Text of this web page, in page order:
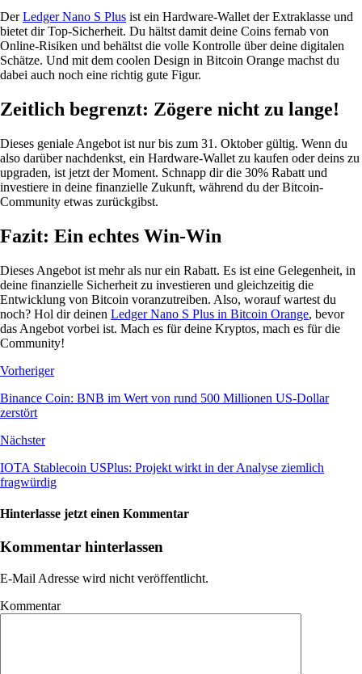
DerLedger Nano S Plus ist ein Hardware-Wallet der Extraklasse und
bietet dir Top-Sicherheit. Du hältst damit deine Coins fernab von
Online-Risiken und behältst die volle Kontrolle über deine digitalen
Schätze. Und mit dem coolen Design in Bitcoin Orange machst du
dabei auch noch eine richtig gute Figur.
Zeitlich begrenzt: Zögere nicht zu lange!
Dieses geniale Angebot ist nur bis zum 31. Oktober gültig. Wenn du
also darüber nachdenkst, ein Hardware-Wallet zu kaufen oder deins zu
upgraden, ist jetzt der Moment. Schnapp dir die 30% Rabatt und
investiere in deine finanzielle Zukunft, während du der Bitcoin-
Community etwas zurückgibst.
Fazit: Ein echtes Win-Win
Dieses Angebot ist mehr als nur ein Rabatt. Es ist eine Gelegenheit, in
deine finanzielle Sicherheit zu investieren und gleichzeitig die
Entwicklung von Bitcoin voranzutreiben. Also, worauf wartest du
noch? Hol dir deinen Ledger Nano S Plus in Bitcoin Orange, bevor
das Angebot vorbei ist. Mach es für deine Kryptos, mach es für die
Community!
Vorheriger
Binance Coin: BNB im Wert von rund 500 Millionen US-Dollar
zerstört
Nächster
IOTA Stablecoin USPlus: Projekt wirkt in der Analyse ziemlich
fragwürdig
Hinterlasse jetzt einen Kommentar
Kommentar hinterlassen
E-Mail Adresse wird nicht veröffentlicht.
Kommentar